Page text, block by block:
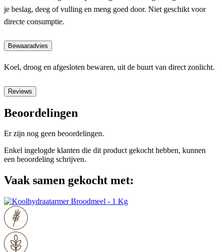
je beslag, deeg of vulling en meng goed door. Niet geschikt voor
directe consumptie.
Bewaaradvies
Koel, droog en afgesloten bewaren, uit de buurt van direct zonlicht.
Reviews
Beoordelingen
Er zijn nog geen beoordelingen.
Enkel ingelogde klanten die dit product gekocht hebben, kunnen
een beoordeling schrijven.
Vaak samen gekocht met: